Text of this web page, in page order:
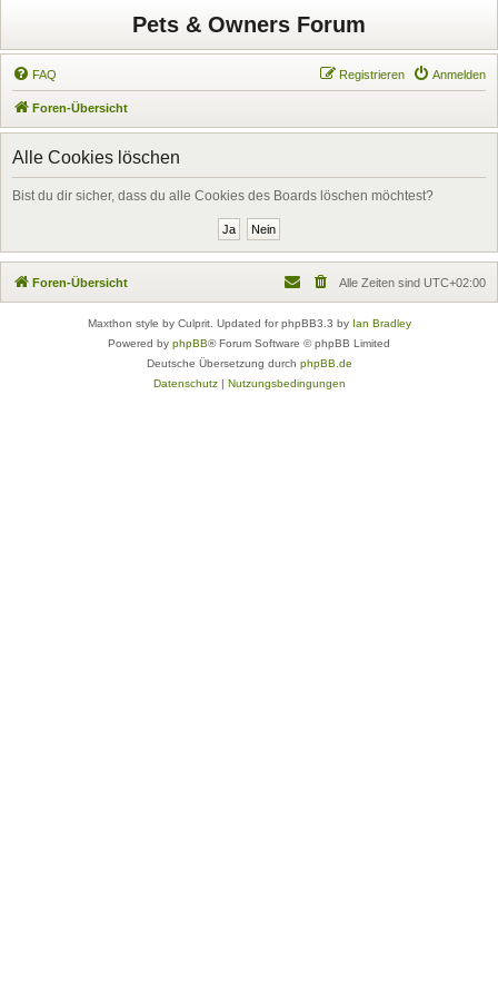
Pets & Owners Forum
FAQ Anmelden
Registrieren
Foren-Übersicht
Alle Cookies löschen
Bist du dir sicher, dass du alle Cookies des Boards löschen möchtest?
Foren-Übersicht Alle Zeiten sind UTC+02:00
Maxthon style by Culprit. Updated for phpBB3.3 by Ian Bradley
Powered by phpBB® Forum Software © phpBB Limited
Deutsche Übersetzung durch phpBB.de
Datenschutz| Nutzungsbedingungen